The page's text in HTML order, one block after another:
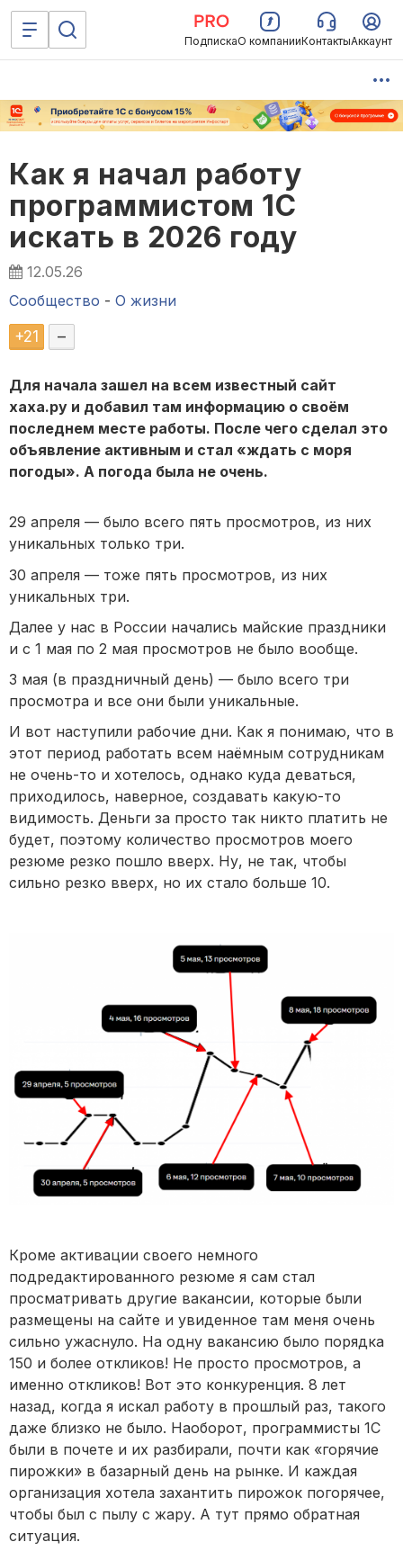
ПодпискаО компанииКонтактыАккаунт
Как я начал работу
программистом 1С
искать в 2026 году
12.05.26
Сообщество - О жизни
+21 –
Для начала зашел на всем известный сайт
хаха.ру и добавил там информацию о своём
последнем месте работы. После чего сделал это
объявление активным и стал «ждать с моря
погоды». А погода была не очень.
29 апреля — было всего пять просмотров, из них
уникальных только три.
30 апреля — тоже пять просмотров, из них
уникальных три.
Далее у нас в России начались майские праздники
и с 1 мая по 2 мая просмотров не было вообще.
3 мая (в праздничный день) — было всего три
просмотра и все они были уникальные.
И вот наступили рабочие дни. Как я понимаю, что в
этот период работать всем наёмным сотрудникам
не очень-то и хотелось, однако куда деваться,
приходилось, наверное, создавать какую-то
видимость. Деньги за просто так никто платить не
будет, поэтому количество просмотров моего
резюме резко пошло вверх. Ну, не так, чтобы
сильно резко вверх, но их стало больше 10.
Кроме активации своего немного
подредактированного резюме я сам стал
просматривать другие вакансии, которые были
размещены на сайте и увиденное там меня очень
сильно ужаснуло. На одну вакансию было порядка
150 и более откликов! Не просто просмотров, а
именно откликов! Вот это конкуренция. 8 лет
назад, когда я искал работу в прошлый раз, такого
даже близко не было. Наоборот, программисты 1С
были в почете и их разбирали, почти как «горячие
пирожки» в базарный день на рынке. И каждая
организация хотела захантить пирожок погорячее,
чтобы был с пылу с жару. А тут прямо обратная
ситуация.